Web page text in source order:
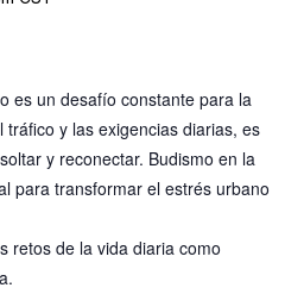
es un desafío constante para la
y las exigencias diarias, es
y reconectar. Budismo en la
para transformar el estrés urbano
retos de la vida diaria como